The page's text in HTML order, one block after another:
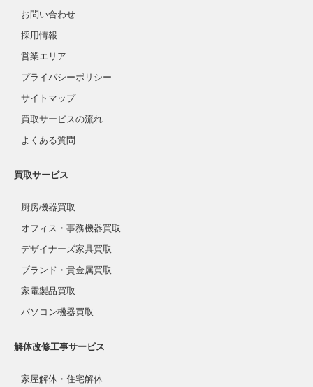
お問い合わせ
採用情報
営業エリア
プライバシーポリシー
サイトマップ
買取サービスの流れ
よくある質問
買取サービス
厨房機器買取
オフィス・事務機器買取
デザイナーズ家具買取
ブランド・貴金属買取
家電製品買取
パソコン機器買取
解体改修工事サービス
家屋解体・住宅解体